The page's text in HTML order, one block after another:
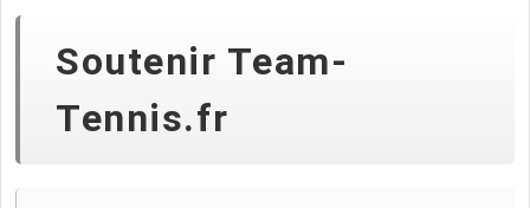
Soutenir Team-
Tennis.fr